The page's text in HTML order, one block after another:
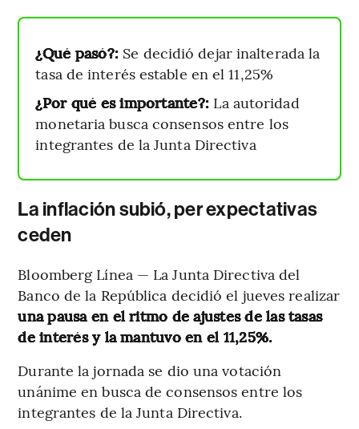
¿Qué pasó?: Se decidió dejar inalterada la
tasa de interés estable en el 11,25%
¿Por qué es importante?: La autoridad
monetaria busca consensos entre los
integrantes de la Junta Directiva
La inflación subió, per expectativas
ceden
Bloomberg Línea — La Junta Directiva del
Banco de la República decidió el jueves realizar
una pausa en el ritmo de ajustes de las tasas
de interés y la mantuvo en el 11,25%.
Durante la jornada se dio una votación
unánime en busca de consensos entre los
integrantes de la Junta Directiva.